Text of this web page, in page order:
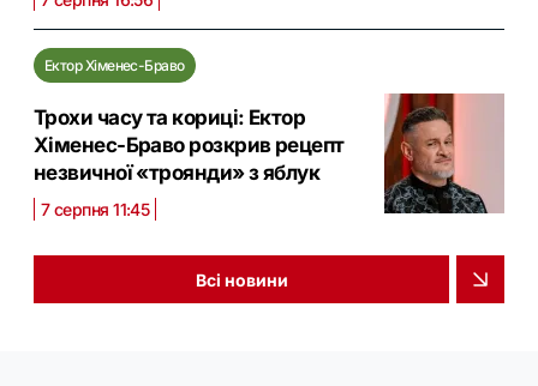
Ектор Хіменес-Браво
Трохи часу та кориці: Ектор
Хіменес-Браво розкрив рецепт
незвичної «троянди» з яблук
7 серпня 11:45
Всі новини